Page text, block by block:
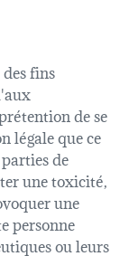
fins
de se
légale que ce
de
une toxicité,
une
personne
ou leurs